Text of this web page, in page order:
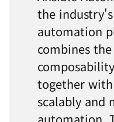
the
automation
combines
together
scalably and